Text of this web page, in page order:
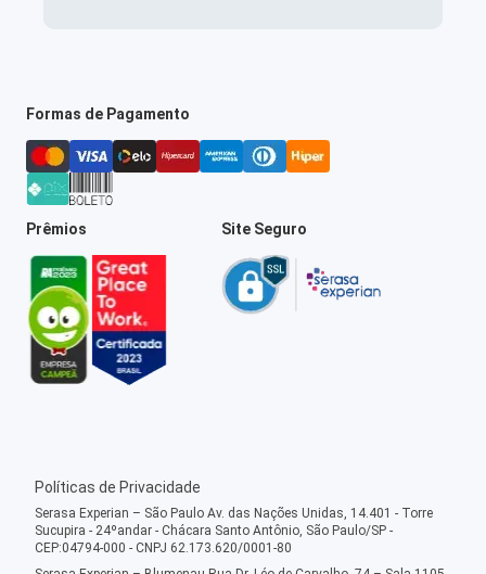
Formas de Pagamento
Prêmios Site Seguro
Políticas de Privacidade
Serasa Experian – São Paulo Av. das Nações Unidas, 14.401 - Torre
Sucupira - 24ºandar - Chácara Santo Antônio, São Paulo/SP -
CEP:04794-000 - CNPJ 62.173.620/0001-80